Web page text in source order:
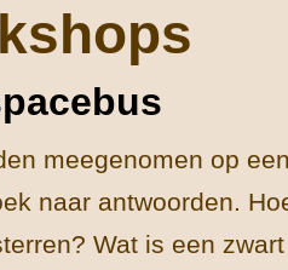
meegenomen op
naar antwoorden.
Wat is een